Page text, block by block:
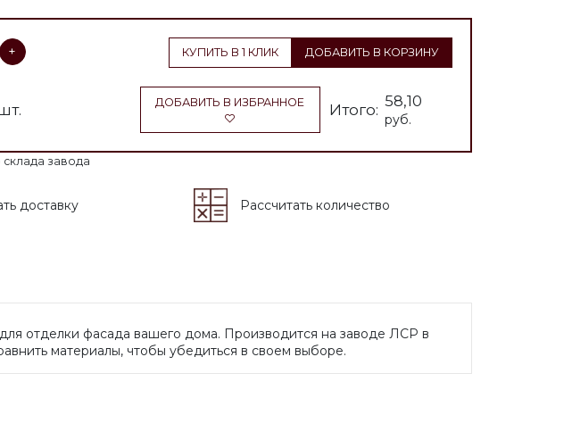
+ КУПИТЬ В 1 КЛИК ДОБАВИТЬ В КОРЗИНУ
ДОБАВИТЬ В ИЗБРАННОЕ Итого: 58,10
руб.
склада завода
доставку Рассчитать количество
отделки фасада вашего дома. Производится на заводе ЛСР в
материалы, чтобы убедиться в своем выборе.